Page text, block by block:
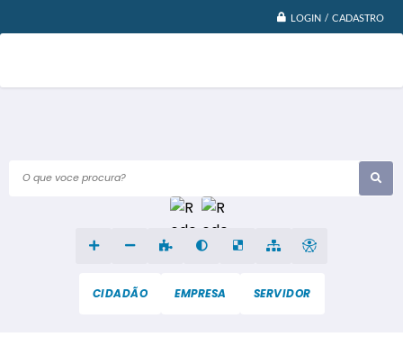
LOGIN / CADASTRO
O que voce procura?
CIDADÃO EMPRESA SERVIDOR